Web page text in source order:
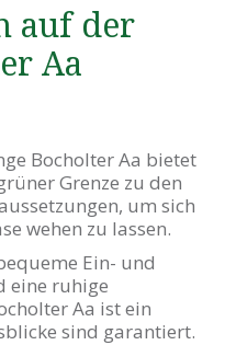
auf der
Aa
Bocholter Aa bietet
Grenze zu den
um sich
wehen zu lassen.
Ein- und
eine ruhige
Aa ist ein
sind garantiert.